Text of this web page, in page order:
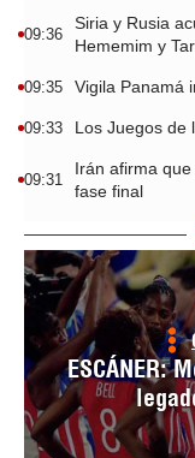
09:36
Siria y Rusia
Hememim y
09:35 Vigila Panamá
09:33 Los Juegos de
09:31
Irán afirma
fase final
ESCÁNER: